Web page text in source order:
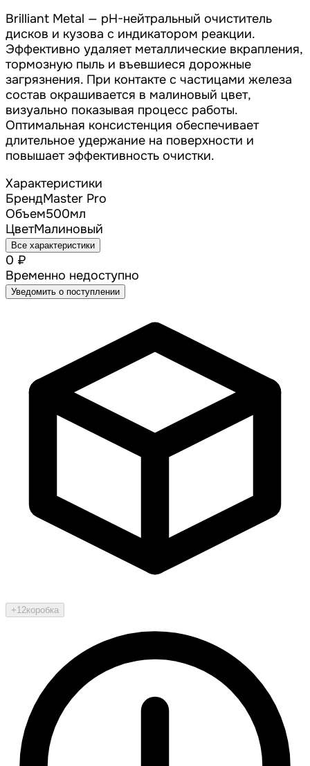
Brilliant Metal — pH-нейтральный очиститель
дисков и кузова с индикатором реакции.
Эффективно удаляет металлические вкрапления,
тормозную пыль и въевшиеся дорожные
загрязнения. При контакте с частицами железа
состав окрашивается в малиновый цвет,
визуально показывая процесс работы.
Оптимальная консистенция обеспечивает
длительное удержание на поверхности и
повышает эффективность очистки.
Характеристики
БрендMaster Pro
Объем500мл
ЦветМалиновый
Все характеристики
0 ₽
Временно недоступно
Уведомить о поступлении
+12коробка